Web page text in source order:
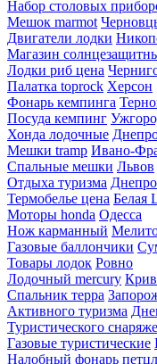
Набор столовых
Мешок marmot
Двигатели лодки
Магазин
Лодки риб цена
Палатка toprock Херсон
Фонарь кемпинга
Посуда кемпинг
Хонда лодочные
Мешки tramp Ивано-
Спальные мешки Львов
Отдыха туризма
Термобелье цена Белая
Моторы honda Одесса
Нож карманный
Газовые баллончики
Товары лодок Ровно
Лодочный mercury
Спальник терра
Активного туризма
Туристического
Газовые туристические
Налобный фонарь петцл